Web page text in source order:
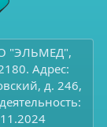
"ЭЛЬМЕД",
Адрес:
д. 246,